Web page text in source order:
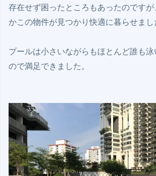
存在せず困ったところもあったのですが
かこの物件が見つかり快適に暮らせまし
プールは小さいながらもほとんど誰も
ので満足できました。